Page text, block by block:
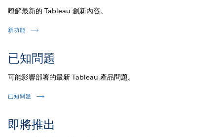
瞭解最新的 Tableau 創新內容。
新功能
已知問題
可能影響部署的最新 Tableau 產品問題。
已知問題
即將推出